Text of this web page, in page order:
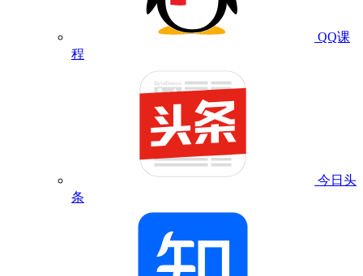
QQ课
程
今日头
条